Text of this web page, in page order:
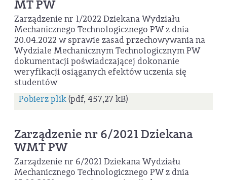
MT PW
Zarządzenie nr 1/2022 Dziekana Wydziału
Mechanicznego Technologicznego PW z dnia
20.04.2022 w sprawie zasad przechowywania na
Wydziale Mechanicznym Technologicznym PW
dokumentacji poświadczającej dokonanie
weryfikacji osiąganych efektów uczenia się
studentów
Pobierz plik(pdf, 457,27 kB)
Zarządzenie nr 6/2021 Dziekana
WMT PW
Zarządzenie nr 6/2021 Dziekana Wydziału
Mechanicznego Technologicznego PW z dnia